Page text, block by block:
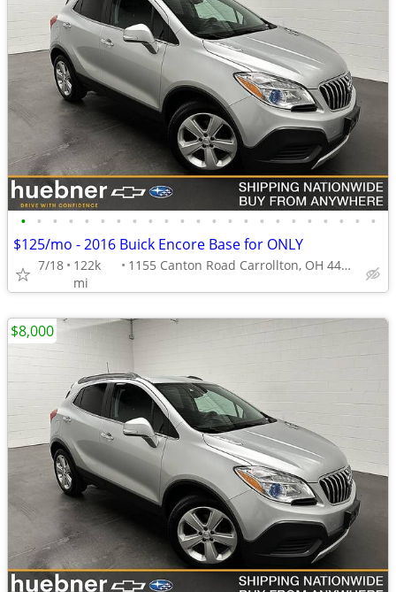
• • • • • • • • • • • • • • • • • • • • • • •
$125/mo - 2016 Buick Encore Base for ONLY
7/18
122k
mi
1155 Canton Road Carrollton, OH 44615
$8,000